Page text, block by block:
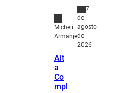
Micheli
Armanje
7
de
agosto
de
2026
Alt
a
Co
mpl